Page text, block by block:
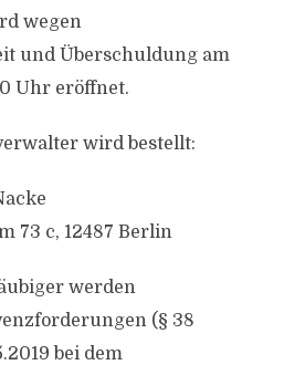
wegen
und Überschuldung am
Uhr eröffnet.
wird bestellt:
73 c, 12487 Berlin
werden
(§ 38
bei dem